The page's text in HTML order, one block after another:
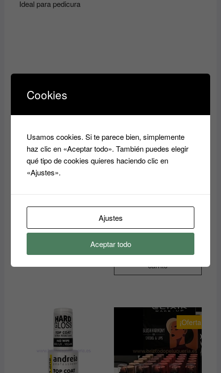
Ideal para pedicura
Fijador de maquillaje y
prebase en Spray Make
me finish ELIXIR
9.80
Añadir al
13.00€
Añadir al
carrito
¡Oferta!
Cookies
Usamos cookies. Si te parece bien, simplemente
haz clic en «Aceptar todo». También puedes elegir
qué tipo de cookies quieres haciendo clic en
«Ajustes».
Ajustes
Aceptar todo